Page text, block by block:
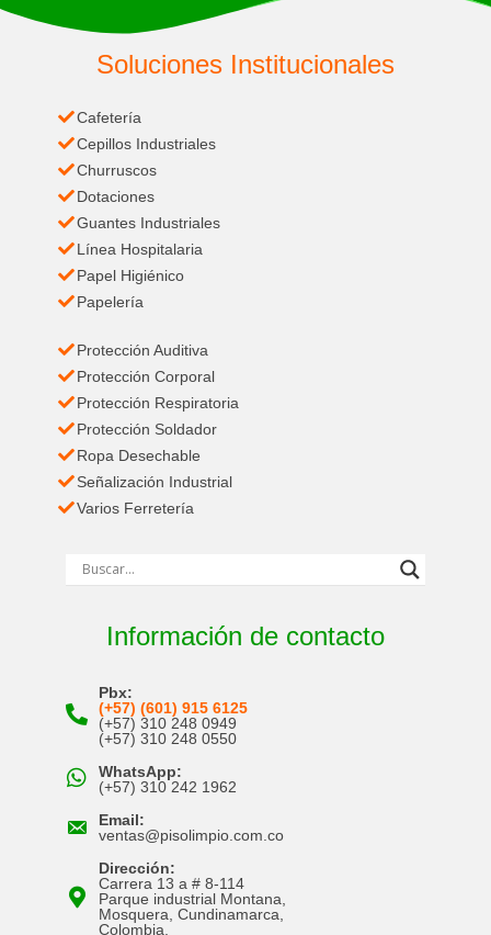
Soluciones Institucionales
Cafetería
Cepillos Industriales
Churruscos
Dotaciones
Guantes Industriales
Línea Hospitalaria
Papel Higiénico
Papelería
Protección Auditiva
Protección Corporal
Protección Respiratoria
Protección Soldador
Ropa Desechable
Señalización Industrial
Varios Ferretería
Información de contacto
Pbx:
(+57) (601) 915 6125
(+57) 310 248 0949
(+57) 310 248 0550
WhatsApp:
(+57) 310 242 1962
Email:
ventas@pisolimpio.com.co
Dirección:
Carrera 13 a # 8-114
Parque industrial Montana,
Mosquera, Cundinamarca,
Colombia.